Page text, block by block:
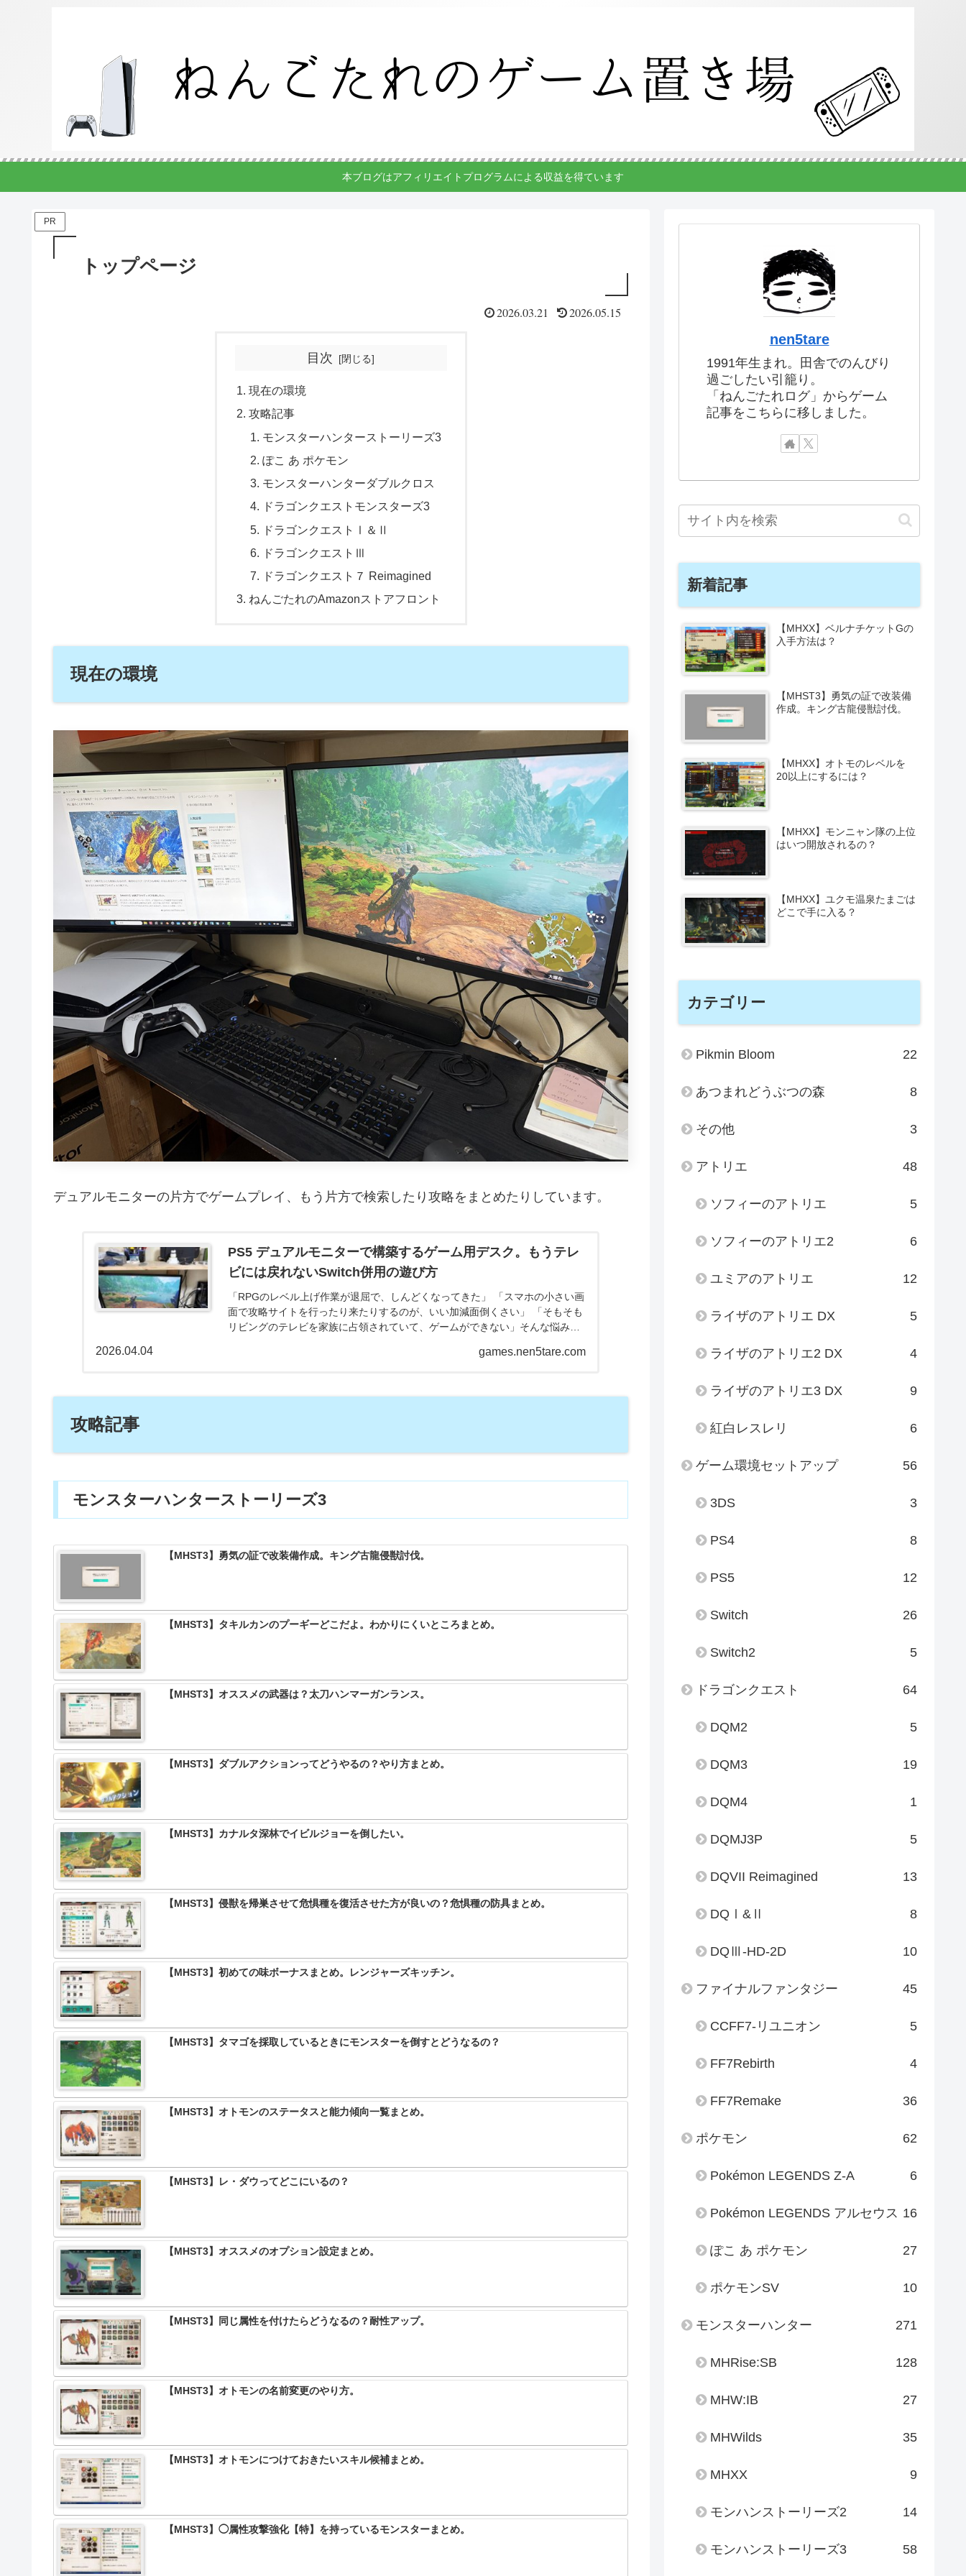
本ブログはアフィリエイトプログラムによる収益を得ています
PR
トップページ
2026.03.21 2026.05.15
目次
現在の環境
攻略記事
モンスターハンターストーリーズ3
ぽこ あ ポケモン
モンスターハンターダブルクロス
ドラゴンクエストモンスターズ3
ドラゴンクエストⅠ＆Ⅱ
ドラゴンクエストⅢ
ドラゴンクエスト７ Reimagined
ねんごたれのAmazonストアフロント
現在の環境
デュアルモニターの片方でゲームプレイ、もう片方で検索したり攻略をまとめたりしています。
PS5 デュアルモニターで構築するゲーム用デスク。もうテレ
ビには戻れないSwitch併用の遊び方
「RPGのレベル上げ作業が退屈で、しんどくなってきた」 「スマホの小さい画
面で攻略サイトを行ったり来たりするのが、いい加減面倒くさい」 「そもそも
リビングのテレビを家族に占領されていて、ゲームができない」そんな悩みを
games.nen5tare.com
2026.04.04
攻略記事
モンスターハンターストーリーズ3
【MHST3】勇気の証で改装備作成。キング古龍侵獣討伐。
【MHST3】タキルカンのプーギーどこだよ。わかりにくいところまとめ。
【MHST3】オススメの武器は？太刀ハンマーガンランス。
【MHST3】ダブルアクションってどうやるの？やり方まとめ。
【MHST3】カナルタ深林でイビルジョーを倒したい。
【MHST3】侵獣を帰巣させて危惧種を復活させた方が良いの？危惧種の防具まとめ。
【MHST3】初めての味ボーナスまとめ。レンジャーズキッチン。
【MHST3】タマゴを採取しているときにモンスターを倒すとどうなるの？
【MHST3】オトモンのステータスと能力傾向一覧まとめ。
【MHST3】レ・ダウってどこにいるの？
【MHST3】オススメのオプション設定まとめ。
【MHST3】同じ属性を付けたらどうなるの？耐性アップ。
【MHST3】オトモンの名前変更のやり方。
【MHST3】オトモンにつけておきたいスキル候補まとめ。
【MHST3】◯属性攻撃強化【特】を持っているモンスターまとめ。
nen5tare
1991年生まれ。田舎でのんびり
過ごしたい引籠り。
「ねんごたれログ」からゲーム
記事をこちらに移しました。
新着記事
【MHXX】ベルナチケットGの
入手方法は？
【MHST3】勇気の証で改装備
作成。キング古龍侵獣討伐。
【MHXX】オトモのレベルを
20以上にするには？
【MHXX】モンニャン隊の上位
はいつ開放されるの？
【MHXX】ユクモ温泉たまごは
どこで手に入る？
カテゴリー
Pikmin Bloom 22
あつまれどうぶつの森 8
その他 3
アトリエ 48
ソフィーのアトリエ 5
ソフィーのアトリエ2 6
ユミアのアトリエ 12
ライザのアトリエ DX 5
ライザのアトリエ2 DX 4
ライザのアトリエ3 DX 9
紅白レスレリ 6
ゲーム環境セットアップ 56
3DS 3
PS4 8
PS5 12
Switch 26
Switch2 5
ドラゴンクエスト 64
DQM2 5
DQM3 19
DQM4 1
DQMJ3P 5
DQVII Reimagined 13
DQⅠ&Ⅱ 8
DQⅢ-HD-2D 10
ファイナルファンタジー 45
CCFF7-リユニオン 5
FF7Rebirth 4
FF7Remake 36
ポケモン 62
Pokémon LEGENDS Z-A 6
Pokémon LEGENDS アルセウス 16
ぽこ あ ポケモン 27
ポケモンSV 10
モンスターハンター 271
MHRise:SB 128
MHW:IB 27
MHWilds 35
MHXX 9
モンハンストーリーズ2 14
モンハンストーリーズ3 58